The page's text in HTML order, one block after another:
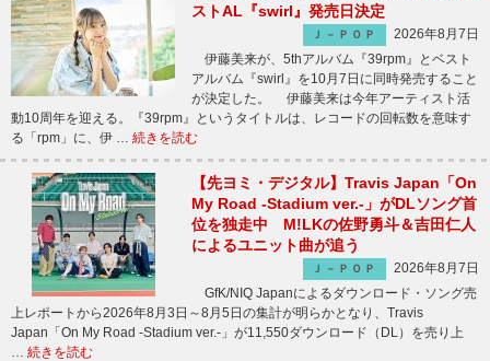
ストAL『swirl』発売日決定
Ｊ－ＰＯＰ
2026年8月7日
伊藤美来が、5thアルバム『39rpm』とベスト
アルバム『swirl』を10月7日に同時発売すること
が決定した。 伊藤美来は今年アーティスト活
動10周年を迎える。『39rpm』というタイトルは、レコードの回転数を意味す
る「rpm」に、伊 … 続きを読む
【先ヨミ・デジタル】Travis Japan「On
My Road -Stadium ver.-」がDLソング首
位を独走中 M!LKの佐野勇斗＆吉田仁人
によるユニット曲が追う
Ｊ－ＰＯＰ
2026年8月7日
GfK/NIQ Japanによるダウンロード・ソング売
上レポートから2026年8月3日～8月5日の集計が明らかとなり、Travis
Japan「On My Road -Stadium ver.-」が11,550ダウンロード（DL）を売り上
… 続きを読む